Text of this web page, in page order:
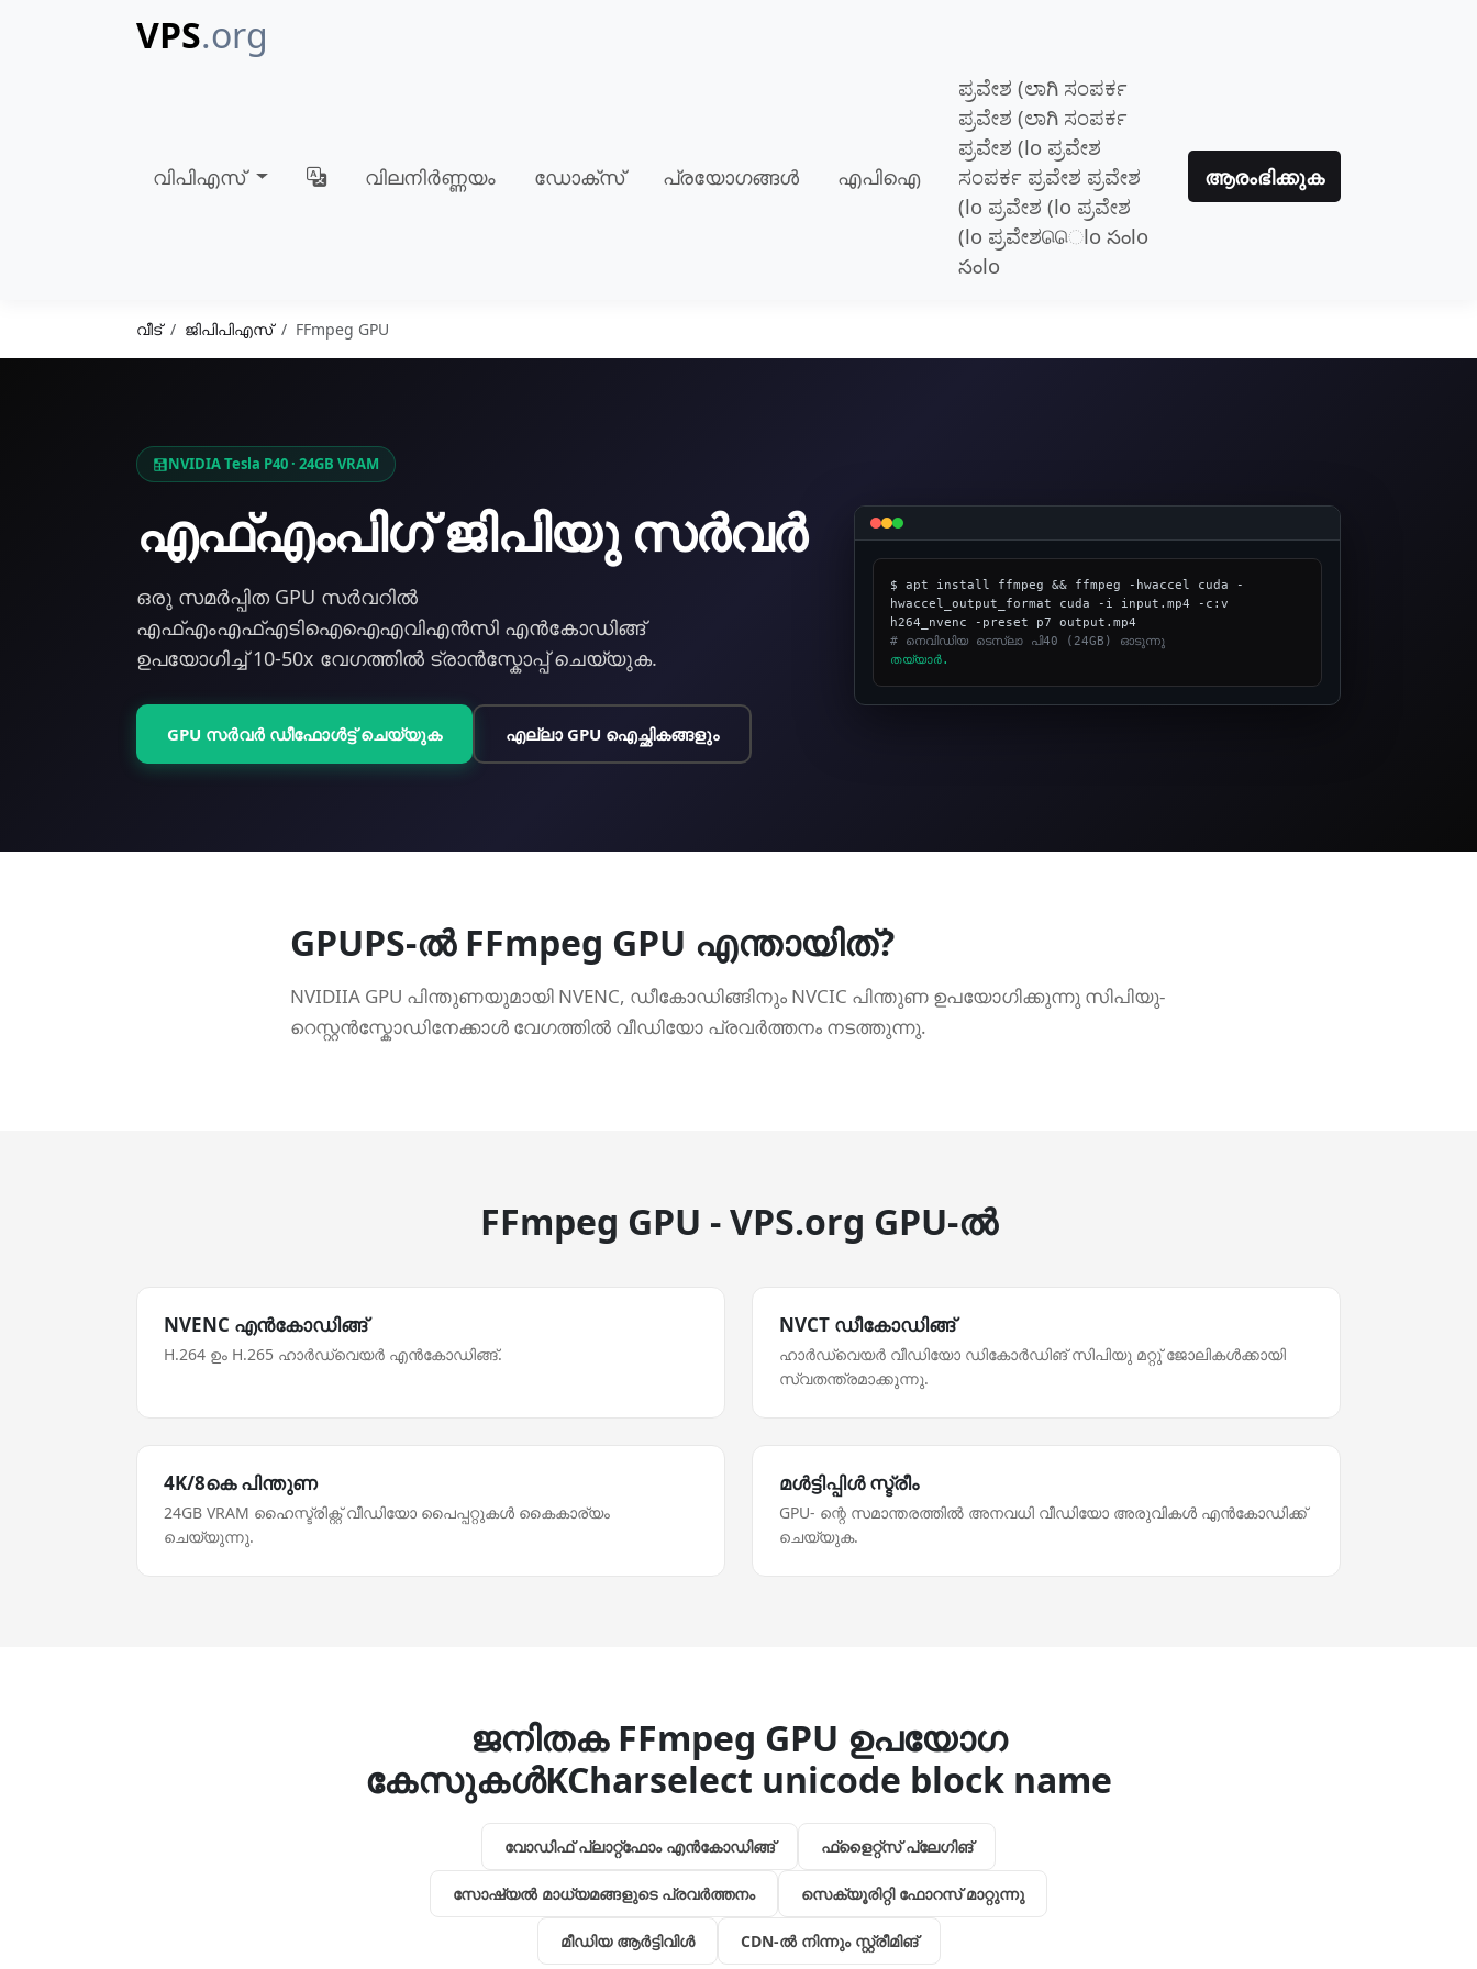
VPS.org
വിപിഎസ് വിലനിർണ്ണയം ഡോക്സ് പ്രയോഗങ്ങള്‍ എപിഐ
ಪ್ರವೇಶ (ಲಾಗಿ ಸಂಪರ್ಕ
ಪ್ರವೇಶ (ಲಾಗಿ ಸಂಪರ್ಕ
ಪ್ರವೇಶ (lo ಪ್ರವೇಶ
ಸಂಪರ್ಕ ಪ್ರವೇಶ ಪ್ರವೇಶ
(lo ಪ್ರವೇಶ (lo ಪ್ರವೇಶ
(lo ಪ್ರವೇಶெெlo సంlo
సంlo
ആരംഭിക്കുക
വീട് ജിപിപിഎസ് FFmpeg GPU
NVIDIA Tesla P40 · 24GB VRAM
എഫ്‌എംപിഗ് ജിപിയു സര്‍വര്‍
ഒരു സമർപ്പിത GPU സര്‍വറില്‍
എഫ്എംഎഫ്‌എടിഐഐഎവിഎന്‍സി എന്‍കോഡിങ്ങ്
ഉപയോഗിച്ച് 10-50x വേഗത്തില്‍ ട്രാന്‍സ്കോപ്പ് ചെയ്യുക.
GPU സര്‍വര്‍ ഡീഫോള്‍ട്ട് ചെയ്യുക എല്ലാ GPU ഐച്ഛികങ്ങളും
$ apt install ffmpeg && ffmpeg -hwaccel cuda -
hwaccel_output_format cuda -i input.mp4 -c:v
# നെവിഡിയ ടെസ്ലാ പി40 (24GB) ഓടുന്നു
തയ്യാര്‍.
GPUPS-ല്‍ FFmpeg GPU എന്തായിത്?
NVIDIIA GPU പിന്തുണയുമായി NVENC, ഡീകോഡിങ്ങിനും NVCIC പിന്തുണ ഉപയോഗിക്കുന്നു സിപിയു-
റെസ്റ്റന്‍സ്കോഡിനേക്കാള്‍ വേഗത്തില്‍ വീഡിയോ പ്രവര്‍ത്തനം നടത്തുന്നു.
FFmpeg GPU - VPS.org GPU-ല്‍
NVENC എന്‍കോഡിങ്ങ്
H.264 ഉം H.265 ഹാര്‍ഡ്‌വെയര്‍ എന്‍കോഡിങ്ങ്.
NVCT ഡീകോഡിങ്ങ്
ഹാര്‍ഡ്‌വെയര്‍ വീഡിയോ ഡികോര്‍ഡിങ് സിപിയു മറ്റു് ജോലികള്‍ക്കായി
സ്വതന്ത്രമാക്കുന്നു.
4K/8കെ പിന്തുണ
24GB VRAM ഹൈസ്ട്രിക്റ്റ് വീഡിയോ പൈപ്പറ്റുകള്‍ കൈകാര്യം
ചെയ്യുന്നു.
മള്‍ട്ടിപ്പിള്‍ സ്ട്രീം
GPU- ന്റെ സമാന്തരത്തില്‍ അനവധി വീഡിയോ അരുവികള്‍ എന്‍കോഡിക്ക്
ചെയ്യുക.
ജനിതക FFmpeg GPU ഉപയോഗ
കേസുകള്‍KCharselect unicode block name
വോഡിഫ് പ്ലാറ്റ്ഫോം എന്‍കോഡിങ്ങ് ഫ്‌ളൈറ്റ്‌സ്‌ പ്ലേഗിങ്‌
സോഷ്യല്‍ മാധ്യമങ്ങളുടെ പ്രവര്‍ത്തനം സെക്യൂരിറ്റി ഫോറസ് മാറ്റുന്നു
മീഡിയ ആര്‍ട്ടിവിള്‍ CDN-ല്‍ നിന്നും സ്റ്റ്രീമിങ്